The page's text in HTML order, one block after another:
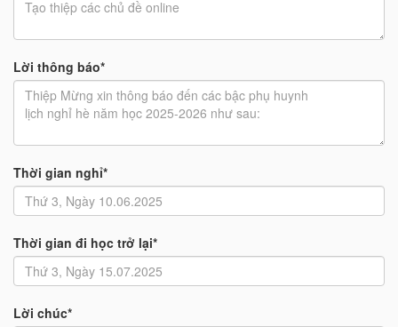
Lời thông báo*
Thời gian nghỉ*
Thời gian đi học trở lại*
Lời chúc*